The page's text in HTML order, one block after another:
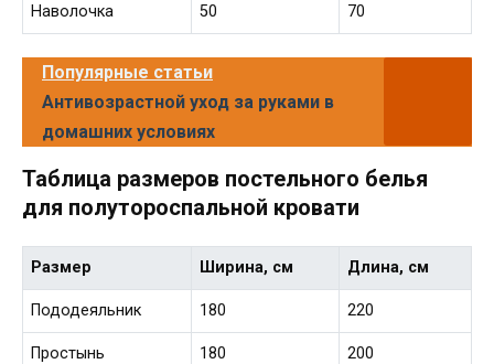
Наволочка 50 70
Популярные статьи
Антивозрастной уход за руками в
домашних условиях
Таблица размеров постельного белья
для полутороспальной кровати
Размер Ширина, см Длина, см
Пододеяльник 180 220
Простынь 180 200